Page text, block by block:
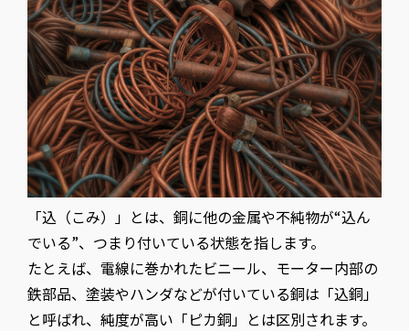
「込（こみ）」とは、銅に他の金属や不純物が“込ん
でいる”、つまり付いている状態を指します。
たとえば、電線に巻かれたビニール、モーター内部の
鉄部品、塗装やハンダなどが付いている銅は「込銅」
と呼ばれ、純度が高い「ピカ銅」とは区別されます。